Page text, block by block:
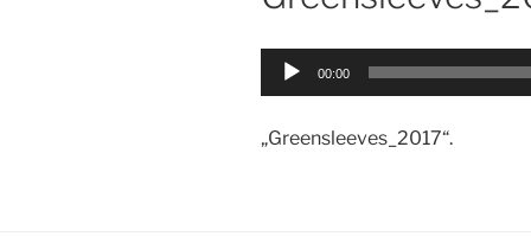
Audio-
00:00
„Greensleeves_2017“.